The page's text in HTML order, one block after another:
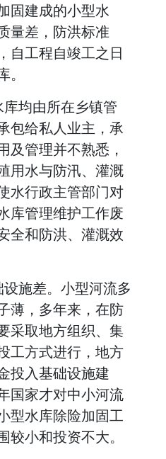
固建成的小型水
量差，防洪标准
自工程自竣工之日
库均由所在乡镇管
包给私人业主，承
及管理并不熟悉，
用水与防汛、灌溉
水行政主管部门对
库管理维护工作废
全和防洪、灌溉效
设施差。小型河流多
薄，多年来，在防
采取地方组织、集
工方式进行，地方
投入基础设施建
国家才对中小河流
型水库除险加固工
小和投资不大。